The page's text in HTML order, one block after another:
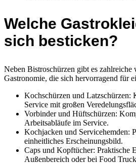
Welche
sich besticken?
Neben Bistroschürzen gibt es
Gastronomie, die sich hervorragend für
Kochschürzen und Latzschürzen:
Service mit großen
Vorbinder und Hüftschürzen:
Arbeitsabläufe im Service.
Kochjacken und Servicehemden:
einheitliches Erscheinungsbild.
Caps und Kopftücher: Praktische
Außenbereich oder bei Food